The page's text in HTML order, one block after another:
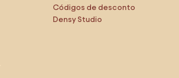
Códigos de desconto
Densy Studio